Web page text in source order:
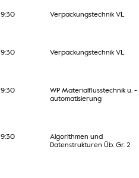
9:30 Verpackungstechnik VL
9:30 Verpackungstechnik VL
9:30
WP Materialflusstechnik u. -
automatisierung
9:30
Algorithmen und
Datenstrukturen Üb. Gr. 2